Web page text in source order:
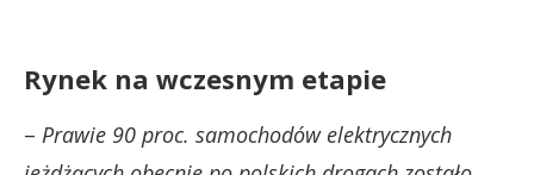
Rynek na wczesnym etapie
– Prawie 90 proc. samochodów elektrycznych